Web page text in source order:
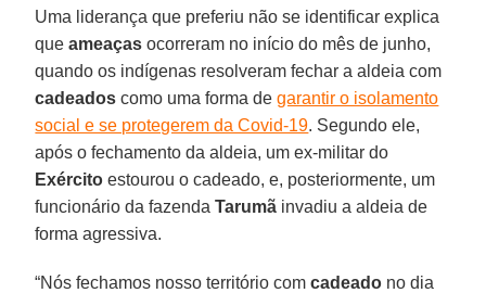
Uma liderança que preferiu não se identificar explica
queameaças ocorreram no início do mês de junho,
quando os indígenas resolveram fechar a aldeia com
cadeados como uma forma degarantir o isolamento
social e se protegerem da Covid-19. Segundo ele,
após o fechamento da aldeia, um ex-militar do
Exército estourou o cadeado, e, posteriormente, um
funcionário da fazendaTarumã invadiu a aldeia de
forma agressiva.
“Nós fechamos nosso território comcadeado no dia